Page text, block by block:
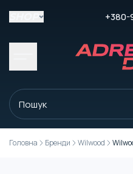
Головна Бренди Wilwood